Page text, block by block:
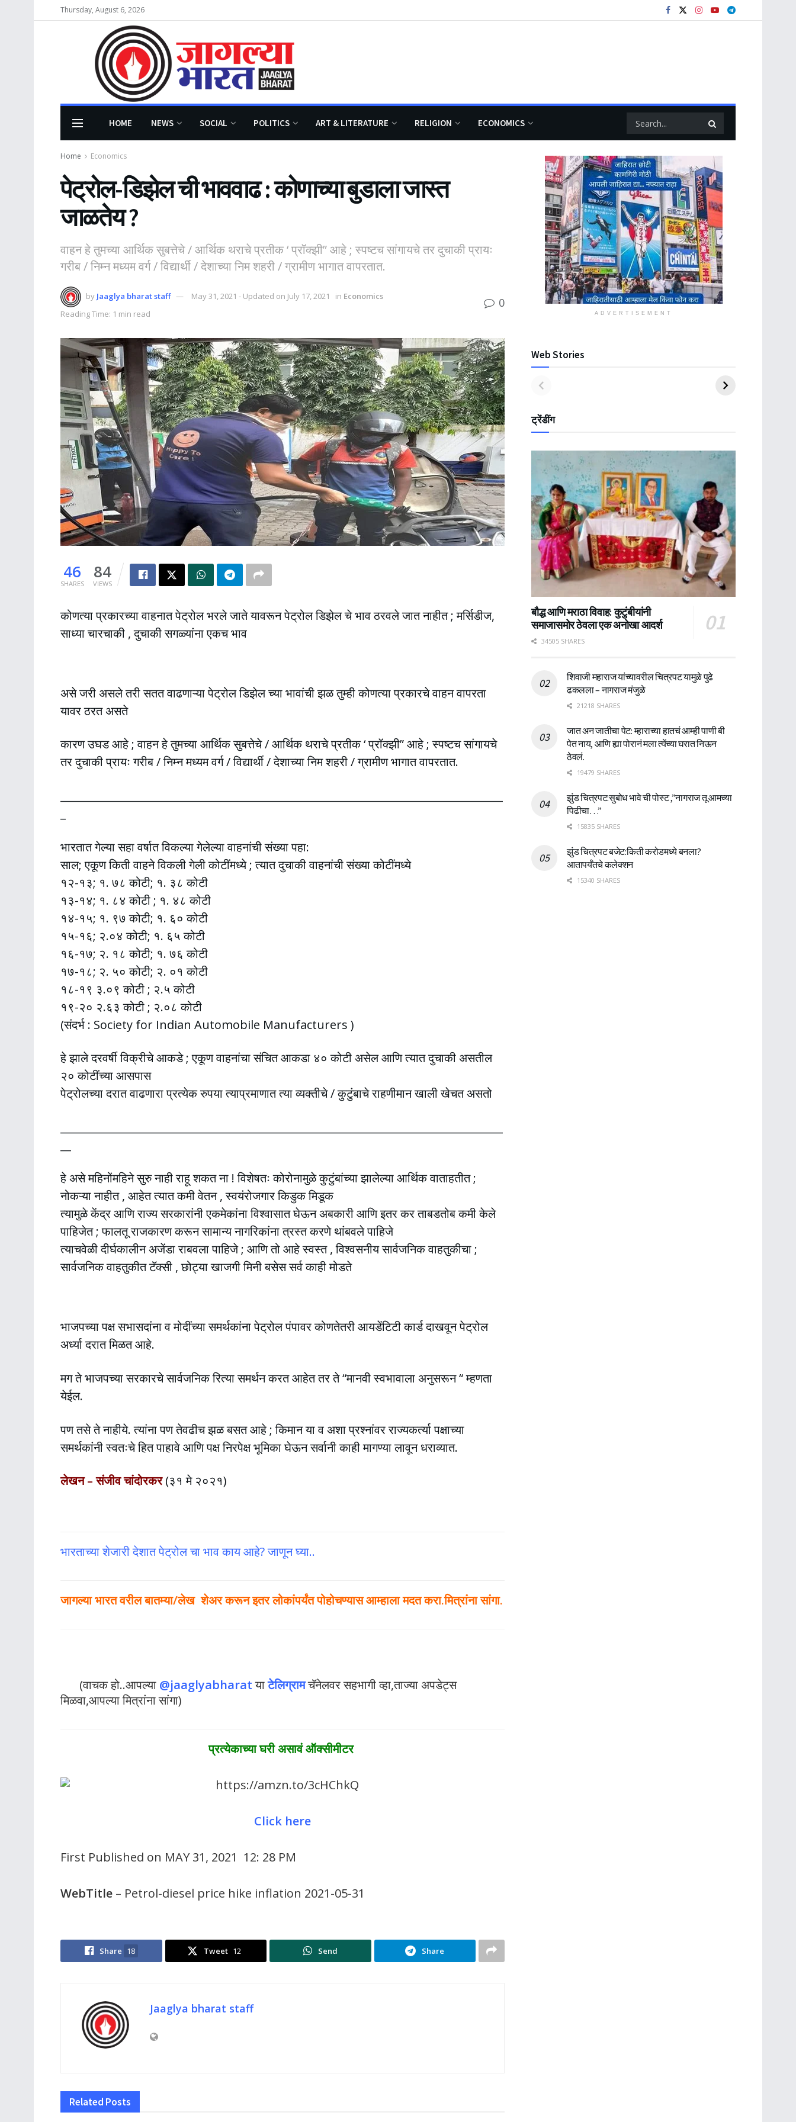
Thursday, August 6, 2026
HOME NEWS SOCIAL POLITICS ART & LITERATURE RELIGION ECONOMICS
Home Economics
पेट्रोल-डिझेल ची भाववाढ : कोणाच्या बुडाला जास्त
जाळतेय ?
वाहन हे तुमच्या आर्थिक सुबत्तेचे / आर्थिक थराचे प्रतीक ‘ प्रॉक्झी” आहे ; स्पष्टच सांगायचे तर दुचाकी प्रायः
गरीब / निम्न मध्यम वर्ग / विद्यार्थी / देशाच्या निम शहरी / ग्रामीण भागात वापरतात.
by Jaaglya bharat staff May 31, 2021 - Updated on July 17, 2021 in Economics
Reading Time: 1 min read
0
46
SHARES
84
VIEWS
कोणत्या प्रकारच्या वाहनात पेट्रोल भरले जाते यावरून पेट्रोल डिझेल चे भाव ठरवले जात नाहीत ; मर्सिडीज,
साध्या चारचाकी , दुचाकी सगळ्यांना एकच भाव
असे जरी असले तरी सतत वाढणाऱ्या पेट्रोल डिझेल च्या भावांची झळ तुम्ही कोणत्या प्रकारचे वाहन वापरता
यावर ठरत असते
कारण उघड आहे ; वाहन हे तुमच्या आर्थिक सुबत्तेचे / आर्थिक थराचे प्रतीक ‘ प्रॉक्झी” आहे ; स्पष्टच सांगायचे
तर दुचाकी प्रायः गरीब / निम्न मध्यम वर्ग / विद्यार्थी / देशाच्या निम शहरी / ग्रामीण भागात वापरतात.
भारतात गेल्या सहा वर्षात विकल्या गेलेल्या वाहनांची संख्या पहा:
साल; एकूण किती वाहने विकली गेली कोटींमध्ये ; त्यात दुचाकी वाहनांची संख्या कोटींमध्ये
१२-१३; १. ७८ कोटी; १. ३८ कोटी
१३-१४; १. ८४ कोटी ; १. ४८ कोटी
१४-१५; १. ९७ कोटी; १. ६० कोटी
१५-१६; २.०४ कोटी; १. ६५ कोटी
१६-१७; २. १८ कोटी; १. ७६ कोटी
१७-१८; २. ५० कोटी; २. ०१ कोटी
१८-१९ ३.०९ कोटी ; २.५ कोटी
१९-२० २.६३ कोटी ; २.०८ कोटी
(संदर्भ : Society for Indian Automobile Manufacturers )
हे झाले दरवर्षी विक्रीचे आकडे ; एकूण वाहनांचा संचित आकडा ४० कोटी असेल आणि त्यात दुचाकी असतील
२० कोटींच्या आसपास
पेट्रोलच्या दरात वाढणारा प्रत्येक रुपया त्याप्रमाणात त्या व्यक्तीचे / कुटुंबाचे राहणीमान खाली खेचत असतो
हे असे महिनोंमहिने सुरु नाही राहू शकत ना ! विशेषतः कोरोनामुळे कुटुंबांच्या झालेल्या आर्थिक वाताहतीत ;
नोकऱ्या नाहीत , आहेत त्यात कमी वेतन , स्वयंरोजगार किडुक मिडूक
त्यामुळे केंद्र आणि राज्य सरकारांनी एकमेकांना विश्वासात घेऊन अबकारी आणि इतर कर ताबडतोब कमी केले
पाहिजेत ; फालतू राजकारण करून सामान्य नागरिकांना त्रस्त करणे थांबवले पाहिजे
त्याचवेळी दीर्घकालीन अजेंडा राबवला पाहिजे ; आणि तो आहे स्वस्त , विश्वसनीय सार्वजनिक वाहतुकीचा ;
सार्वजनिक वाहतुकीत टॅक्सी , छोट्या खाजगी मिनी बसेस सर्व काही मोडते
भाजपच्या पक्ष सभासदांना व मोदींच्या समर्थकांना पेट्रोल पंपावर कोणतेतरी आयडेंटिटी कार्ड दाखवून पेट्रोल
अर्ध्या दरात मिळत आहे.
मग ते भाजपच्या सरकारचे सार्वजनिक रित्या समर्थन करत आहेत तर ते “मानवी स्वभावाला अनुसरून “ म्हणता
येईल.
पण तसे ते नाहीये. त्यांना पण तेवढीच झळ बसत आहे ; किमान या व अशा प्रश्नांवर राज्यकर्त्या पक्षाच्या
समर्थकांनी स्वतःचे हित पाहावे आणि पक्ष निरपेक्ष भूमिका घेऊन सर्वानी काही मागण्या लावून धराव्यात.
लेखन – संजीव चांदोरकर (३१ मे २०२१)
भारताच्या शेजारी देशात पेट्रोल चा भाव काय आहे? जाणून घ्या..
जागल्या भारत वरील बातम्या/लेख शेअर करून इतर लोकांपर्यंत पोहोचण्यास आम्हाला मदत करा.मित्रांना सांगा.
(वाचक हो..आपल्या @jaaglyabharat याटेलिग्रामचॅनेलवर सहभागी व्हा,ताज्या अपडेट्स
मिळवा,आपल्या मित्रांना सांगा)
प्रत्येकाच्या घरी असावं ऑक्सीमीटर
Click here
First Published on MAY 31, 2021 12: 28 PM
WebTitle – Petrol-diesel price hike inflation 2021-05-31
Share 18 Tweet 12 Send Share
Jaaglya bharat staff
Related Posts
ADVERTISEMENT
Web Stories
ट्रेंडींग
बौद्ध आणि मराठा विवाह: कुटुंबीयांनी
समाजासमोर ठेवला एक अनोखा आदर्श
34505 SHARES
शिवाजी महाराज यांच्यावरील चित्रपट यामुळे पुढे
ढकलला – नागराज मंजुळे
21218 SHARES
जात अन जातीचा पेट: म्हाराच्या हातचं आम्ही पाणी बी
पेत नाय, आणि ह्या पोरानं मला त्येंच्या घरात निऊन
ठेवलं.
19479 SHARES
झुंड चित्रपट:सुबोध भावे ची पोस्ट ,”नागराज तू आमच्या
पिढीचा…”
15835 SHARES
झुंड चित्रपट बजेट:किती करोडमध्ये बनला?
आतापर्यँतचे कलेक्शन
15340 SHARES